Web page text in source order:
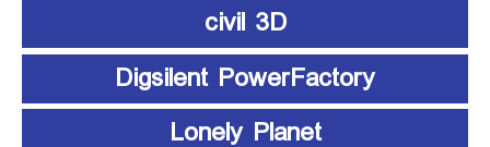
civil 3D
Digsilent PowerFactory
Lonely Planet